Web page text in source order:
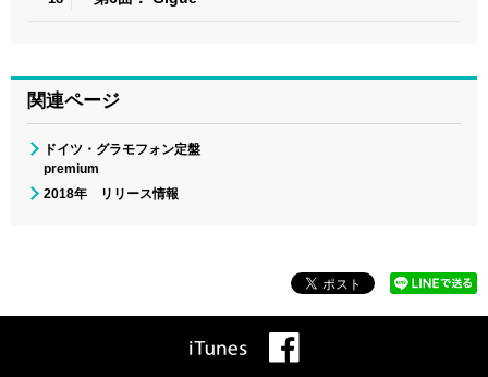
関連ページ
ドイツ・グラモフォン定盤
premium
2018年 リリース情報